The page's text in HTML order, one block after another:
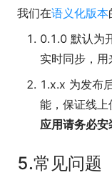
我们在语义化版本
0.1.0 默认为
实时同步，用
1.x.x 为发布
能，保证线上
应用请务必安
5.常见问题